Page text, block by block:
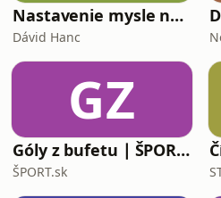
Nastavenie mysle na lásku
Dávid Hanc
GZ
Góly z bufetu ∣ ŠPORT.sk
ŠPORT.sk